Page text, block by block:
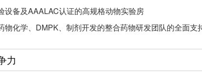
设备及AAALAC认证的高规格动物实验房
物化学、DMPK、制剂开发的整合药物研发团队的全面支
力